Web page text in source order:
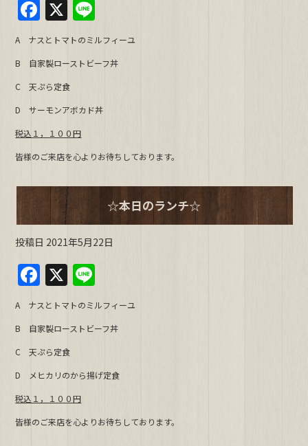
F
a
c
e
b
o
o
k
X
n
e
A ナスとトマトのミルフィーユ
B 自家製ローストビーフ丼
C 天ぷら定食
D サーモンアボカド丼
税込１，１００円
皆様のご来店を心よりお待ちしております。
☆本日のランチ☆
投稿日 2021年5月22日
F
a
c
e
b
o
o
k
X
n
e
A ナスとトマトのミルフィーユ
B 自家製ローストビーフ丼
C 天ぷら定食
D メヒカリのから揚げ定食
税込１，１００円
皆様のご来店を心よりお待ちしております。